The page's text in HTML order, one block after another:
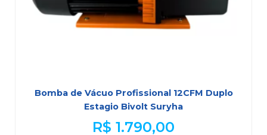
Bomba de Vácuo Profissional 12CFM Duplo
Estagio Bivolt Suryha
R$ 1.790,00